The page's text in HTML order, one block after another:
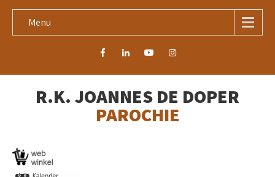
Menu
R.K. JOANNES DE DOPER
PAROCHIE